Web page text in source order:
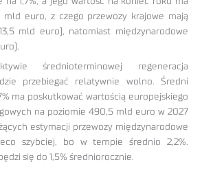
mld euro, z czego przewozy krajowe mają
mld euro), natomiast międzynarodowe
średnioterminowej regeneracja
przebiegać relatywnie wolno. Średni
ma poskutkować wartością europejskiego
na poziomie 490,5 mld euro w 2027
estymacji przewozy międzynarodowe
szybciej, bo w tempie średnio 2,2%.
się do 1,5% średniorocznie.